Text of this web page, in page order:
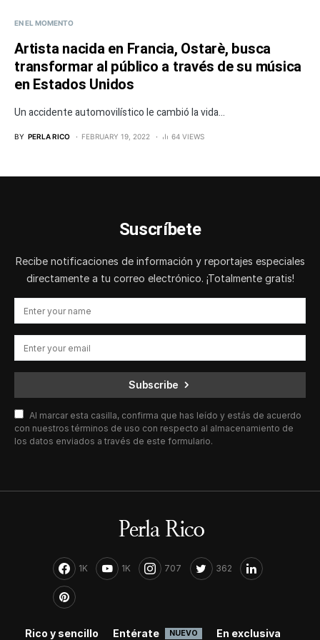
EN EL MOMENTO
Artista nacida en Francia, Ostarè, busca
transformar al público a través de su música
en Estados Unidos
Un accidente automovilístico le cambió la vida...
BY PERLA RICO FEBRUARY 19, 2022 64 VIEWS
Suscríbete
Recibe notificaciones de información y reportajes especiales
directamente a tu correo electrónico. ¡Totalmente gratis!
Subscribe
Al marcar esta casilla, confirma que has leído y estás de acuerdo
con nuestros términos de uso con respecto al almacenamiento de
los datos enviados a través de este formulario.
1K 1K 707 362
Rico y sencillo Entérate NUEVO En exclusiva